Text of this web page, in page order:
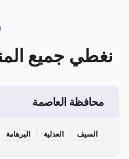
نغطي جميع
محافظة العاصمة
السيف العدلية البرهامة